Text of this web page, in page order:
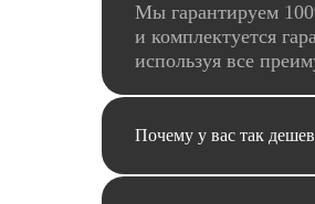
Мы гарантируем
и комплектуется
используя все
Почему у вас так